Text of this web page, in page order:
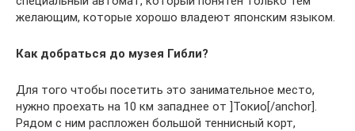
желающим, которые хорошо владеют японским языком.
Как добраться до музея Гибли?
Для того чтобы посетить это занимательное место,
нужно проехать на 10 км западнее от ]Токио[/anchor].
Рядом с ним распложен большой теннисный корт,